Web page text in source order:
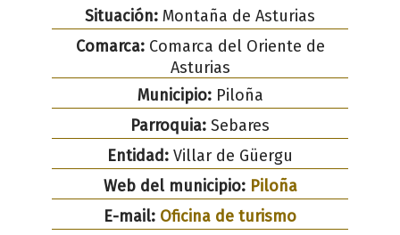
Situación: Montaña de Asturias
Comarca:Comarca del Oriente de
Asturias
Municipio:Piloña
Parroquia: Sebares
Entidad: Villar de Güergu
Web del municipio: Piloña
E-mail: Oficina de turismo